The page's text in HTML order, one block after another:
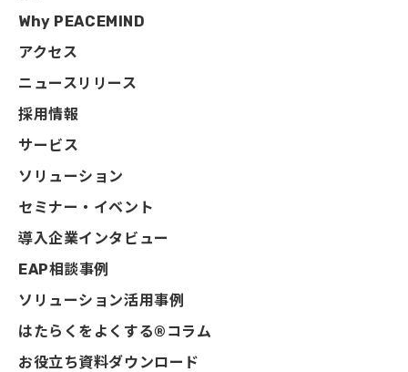
Why PEACEMIND
アクセス
ニュースリリース
採用情報
サービス
ソリューション
セミナー・イベント
導入企業インタビュー
EAP相談事例
ソリューション活用事例
はたらくをよくする®コラム
お役立ち資料ダウンロード